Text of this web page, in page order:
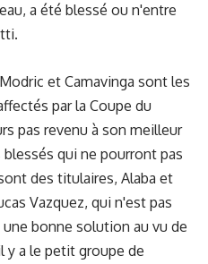
a été blessé ou n'entre
et Camavinga sont les
par la Coupe du
pas revenu à son meilleur
qui ne pourront pas
des titulaires, Alaba et
Vazquez, qui n'est pas
bonne solution au vu de
y a le petit groupe de